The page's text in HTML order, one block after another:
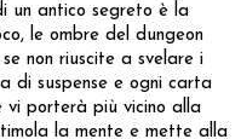
un antico segreto è la
le ombre del dungeon
non riuscite a svelare i
di suspense e ogni carta
vi porterà più vicino alla
la mente e mette alla